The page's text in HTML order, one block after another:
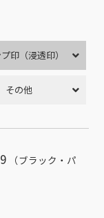
印（浸透印）
その他
（ブラック・パ